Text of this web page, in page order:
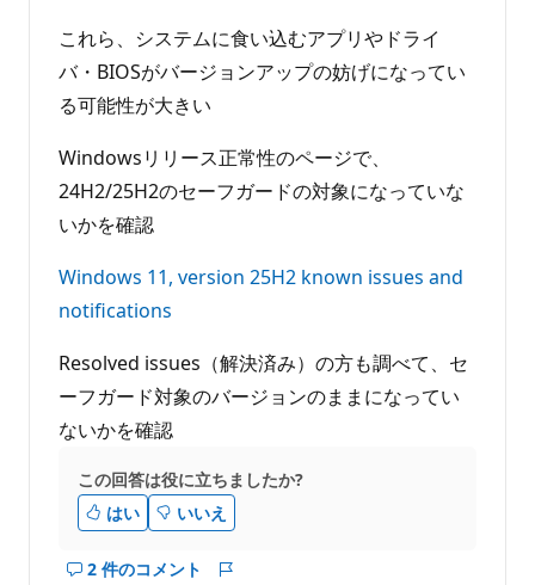
これら、システムに食い込むアプリやドライ
バ・BIOSがバージョンアップの妨げになってい
る可能性が大きい
Windowsリリース正常性のページで、
24H2/25H2のセーフガードの対象になっていな
いかを確認
Windows 11, version 25H2 known issues and
notifications
Resolved issues（解決済み）の方も調べて、セ
ーフガード対象のバージョンのままになってい
ないかを確認
この回答は役に立ちましたか?
はい
いいえ
2 件のコメント
こ